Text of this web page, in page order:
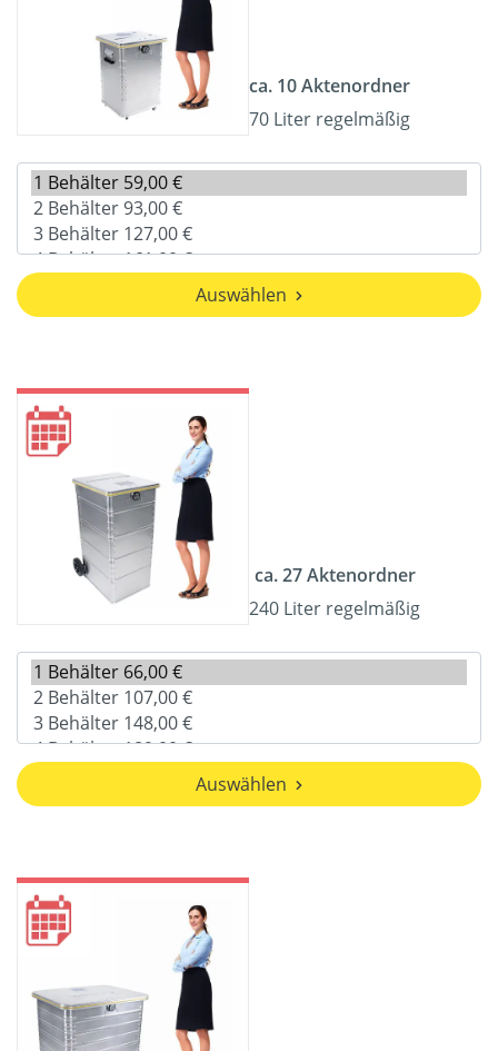
ca. 10 Aktenordner
70 Liter regelmäßig
Auswählen
ca. 27 Aktenordner
240 Liter regelmäßig
Auswählen